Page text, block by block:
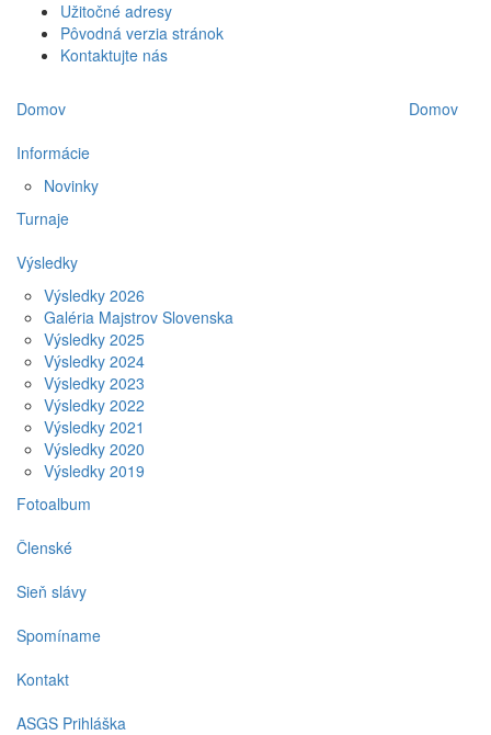
Užitočné adresy
Pôvodná verzia stránok
Kontaktujte nás
Domov
Informácie
Novinky
Turnaje
Výsledky
Výsledky 2026
Galéria Majstrov Slovenska
Výsledky 2025
Výsledky 2024
Výsledky 2023
Výsledky 2022
Výsledky 2021
Výsledky 2020
Výsledky 2019
Fotoalbum
Členské
Sieň slávy
Spomíname
Kontakt
ASGS Prihláška
Domov